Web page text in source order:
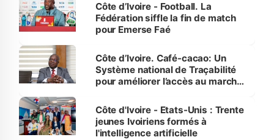
Côte d’Ivoire - Football. La
Fédération siffle la fin de match
pour Emerse Faé
Côte d’Ivoire. Café-cacao: Un
Système national de Traçabilité
pour améliorer l’accès au marché
Côte d'Ivoire - Etats-Unis : Trente
jeunes Ivoiriens formés à
l'intelligence artificielle